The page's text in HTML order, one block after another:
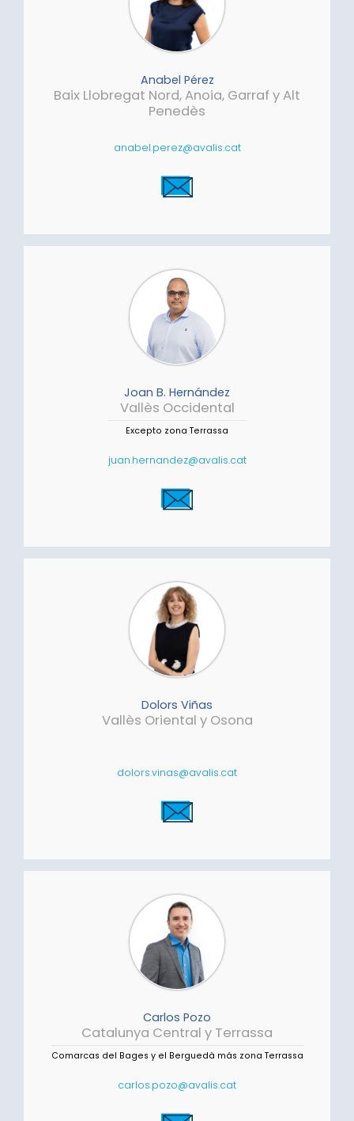
Anabel Pérez
Baix Llobregat Nord, Anoia, Garraf y Alt
Penedès
anabel.perez@avalis.cat
Joan B. Hernández
Vallès Occidental
Excepto zona Terrassa
juan.hernandez@avalis.cat
Dolors Viñas
Vallès Oriental y Osona
dolors.vinas@avalis.cat
Carlos Pozo
Catalunya Central y Terrassa
Comarcas del Bages y el Berguedà más zona Terrassa
carlos.pozo@avalis.cat